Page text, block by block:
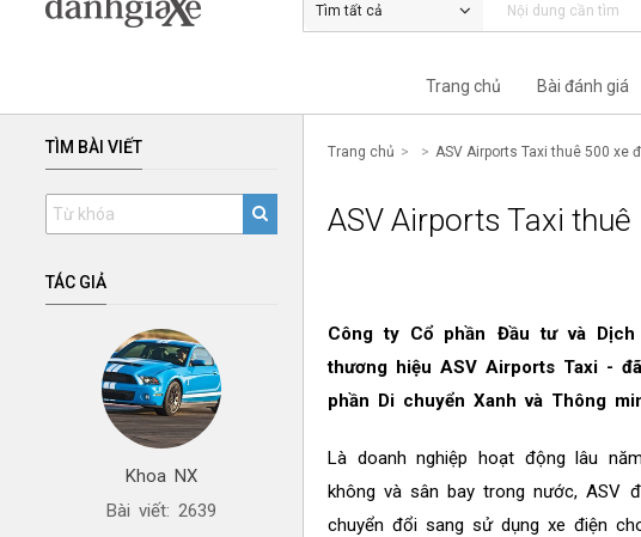
Tìm tất cả
Trang chủ Bài đánh giá
TÌM BÀI VIẾT
TÁC GIẢ
Khoa NX
Bài viết: 2639
Trang chủ ASV Airports Taxi thuê 500 xe
ASV Airports Taxi
Công ty Cổ phần Đầu tư và
thương hiệu ASV Airports Taxi -
phần Di chuyển Xanh và Thông
Là doanh nghiệp hoạt động lâu
không và sân bay trong nước, ASV
chuyển đổi sang sử dụng xe điện